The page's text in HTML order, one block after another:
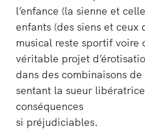
l’enfance (la sienne et
enfants (des siens et ceux
musical reste sportif voire
véritable projet
dans des combinaisons
sentant la sueur
conséquences
si préjudiciables.